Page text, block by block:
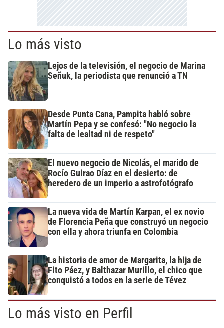
Lo más visto
Lejos de la televisión, el negocio de Marina
Señuk, la periodista que renunció a TN
Desde Punta Cana, Pampita habló sobre
Martín Pepa y se confesó: "No negocio la
falta de lealtad ni de respeto"
El nuevo negocio de Nicolás, el marido de
Rocío Guirao Díaz en el desierto: de
heredero de un imperio a astrofotógrafo
La nueva vida de Martín Karpan, el ex novio
de Florencia Peña que construyó un negocio
con ella y ahora triunfa en Colombia
La historia de amor de Margarita, la hija de
Fito Páez, y Balthazar Murillo, el chico que
conquistó a todos en la serie de Tévez
Lo más visto en Perfil